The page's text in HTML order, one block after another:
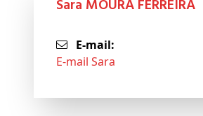
Sara MOURA FERREIRA
E-mail:
E-mail Sara